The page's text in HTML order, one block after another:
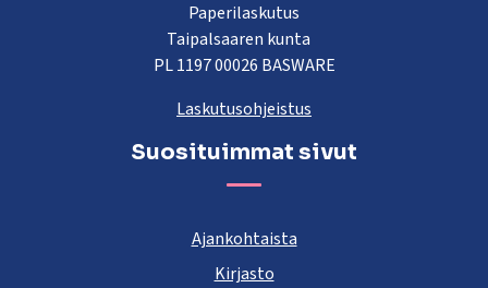
Paperilaskutus
Taipalsaaren kunta
PL 1197 00026 BASWARE
Laskutusohjeistus
Suosituimmat sivut
Ajankohtaista
Kirjasto